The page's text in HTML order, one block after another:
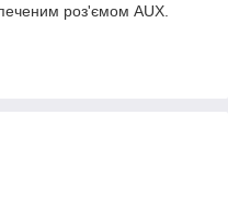
роз'ємом AUX.